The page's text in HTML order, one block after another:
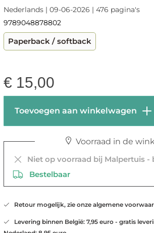
Nederlands | 09-06-2026 | 476 pagina's
9789048878802
Paperback / softback
€ 15,00
Toevoegen aan winkelwagen
Voorraad in de
Niet op voorraad bij Malpertuis -
Bestelbaar
Retour mogelijk, zie onze algemene
Levering binnen België: 7,95 euro - gratis